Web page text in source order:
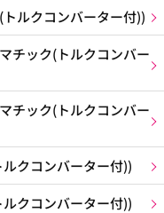
ルクコンバーター付))
チック(トルクコンバー
チック(トルクコンバー
クコンバーター付))
クコンバーター付))